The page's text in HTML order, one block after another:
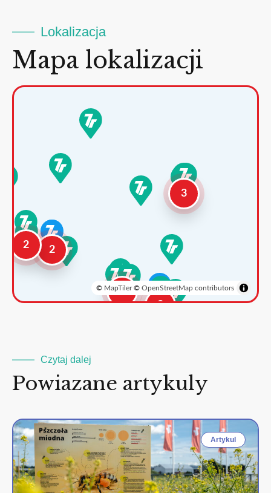
Lokalizacja
Mapa lokalizacji
2
2
3
2
3
© MapTiler© OpenStreetMap contributors
Czytaj dalej
Powiazane artykuly
Artykul